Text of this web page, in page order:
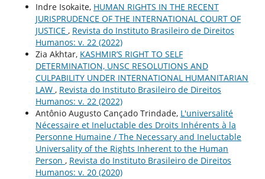
Indre Isokaite, HUMAN RIGHTS IN THE RECENT
JURISPRUDENCE OF THE INTERNATIONAL COURT OF
JUSTICE , Revista do Instituto Brasileiro de Direitos
Humanos: v. 22 (2022)
Zia Akhtar, KASHMIR’S RIGHT TO SELF
DETERMINATION, UNSC RESOLUTIONS AND
CULPABILITY UNDER INTERNATIONAL HUMANITARIAN
LAW , Revista do Instituto Brasileiro de Direitos
Humanos: v. 22 (2022)
Antônio Augusto Cançado Trindade, L'universalité
Nécessaire et Ineluctable des Droits Inhérents à la
Personne Humaine / The Necessary and Ineluctable
Universality of the Rights Inherent to the Human
Person , Revista do Instituto Brasileiro de Direitos
Humanos: v. 20 (2020)